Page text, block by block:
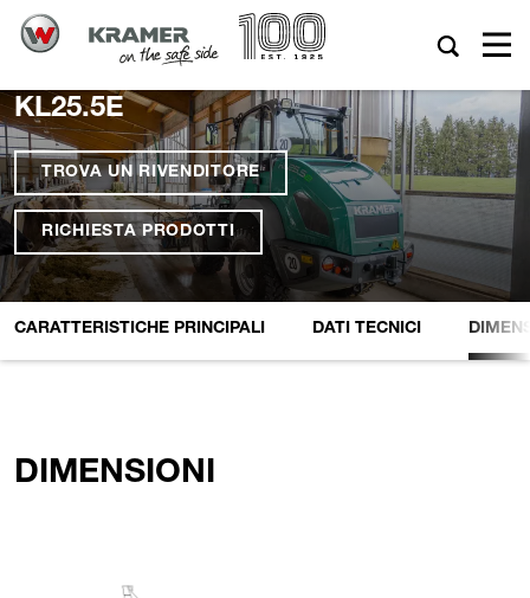
KL25.5E
TROVA UN RIVENDITORE
RICHIESTA PRODOTTI
CARATTERISTICHE PRINCIPALI DATI TECNICI
DIMENSIONI